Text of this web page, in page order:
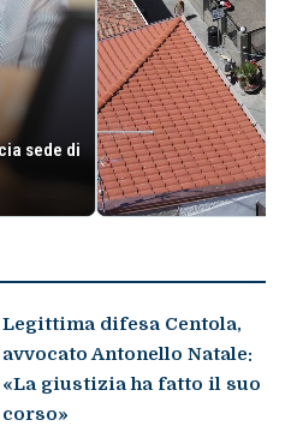
sede di
Legittima difesa Centola,
avvocato Antonello Natale:
«La giustizia ha fatto il suo
corso»